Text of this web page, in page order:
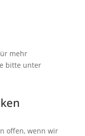
mehr
bitte unter
offen, wenn wir